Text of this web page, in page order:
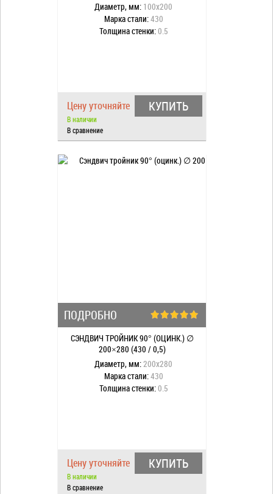
Диаметр, мм: 100х200
Марка стали:430
Толщина стенки:0.5
Цену уточняйте
В наличии
КУПИТЬ
В сравнение
ПОДРОБНО
СЭНДВИЧ ТРОЙНИК 90° (ОЦИНК.) ∅
200×280 (430 / 0,5)
Диаметр, мм:200х280
Марка стали:430
Толщина стенки:0.5
Цену уточняйте
В наличии
КУПИТЬ
В сравнение